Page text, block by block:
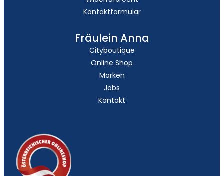
Kontaktformular
Fräulein Anna
Cityboutique
Online Shop
Marken
Jobs
Kontakt